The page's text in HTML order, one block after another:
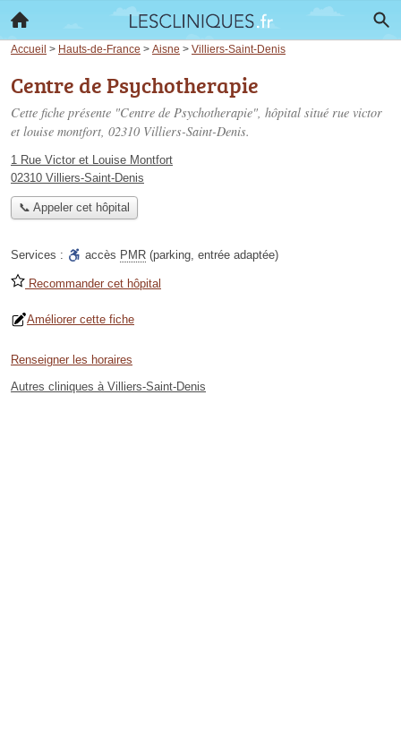
Accueil > Hauts-de-France > Aisne > Villiers-Saint-Denis
Centre de Psychotherapie
Cette fiche présente "Centre de Psychotherapie", hôpital situé rue victor
et louise montfort, 02310 Villiers-Saint-Denis.
1 Rue Victor et Louise Montfort
02310 Villiers-Saint-Denis
📞 Appeler cet hôpital
Services : accès PMR (parking, entrée adaptée)
Recommander cet hôpital
Améliorer cette fiche
Renseigner les horaires
Autres cliniques à Villiers-Saint-Denis